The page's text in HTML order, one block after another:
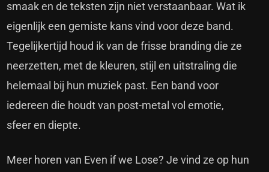
smaak en de teksten zijn niet verstaanbaar. Wat ik
eigenlijk een gemiste kans vind voor deze band.
Tegelijkertijd houd ik van de frisse branding die ze
neerzetten, met de kleuren, stijl en uitstraling die
helemaal bij hun muziek past. Een band voor
iedereen die houdt van post-metal vol emotie,
sfeer en diepte.
Meer horen van Even if we Lose?Je vind ze op hun